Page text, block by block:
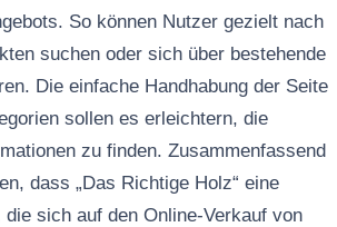
So können Nutzer gezielt nach
suchen oder sich über bestehende
Die einfache Handhabung der Seite
sollen es erleichtern, die
zu finden. Zusammenfassend
dass „Das Richtige Holz“ eine
sich auf den Online-Verkauf von